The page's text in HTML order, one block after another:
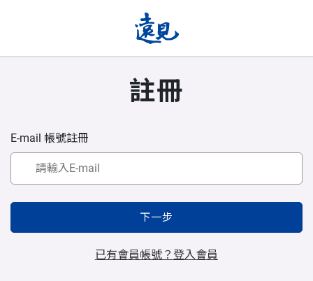
註冊
E-mail 帳號註冊
下一步
已有會員帳號？登入會員